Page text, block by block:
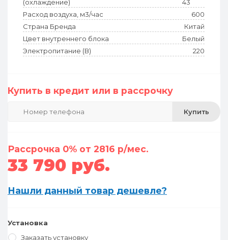
(охлаждение)
43
Расход воздуха, м3/час
600
Страна Бренда
Китай
Цвет внутреннего блока
Белый
Электропитание (В)
220
Купить в кредит или в рассрочку
Купить
Рассрочка 0% от 2816 р/мес.
33 790 руб.
Нашли данный товар дешевле?
Установка
Заказать установку